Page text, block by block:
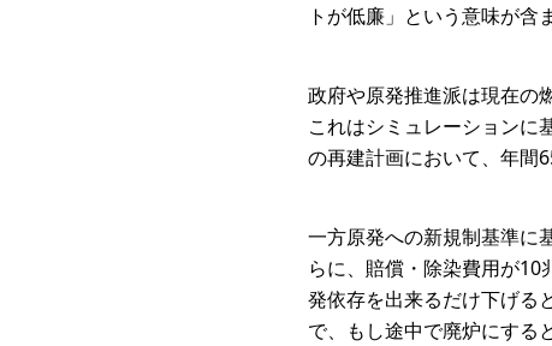
トが低廉」という意味が含
政府や原発推進派は現在の
これはシミュレーションに
の再建計画において、年間
一方原発への新規制基準に
らに、賠償・除染費用が
発依存を出来るだけ下げる
で、もし途中で廃炉にする